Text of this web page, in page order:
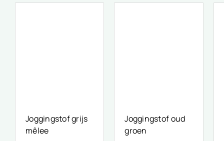
Joggingstof grijs
mêlee
Joggingstof oud
groen